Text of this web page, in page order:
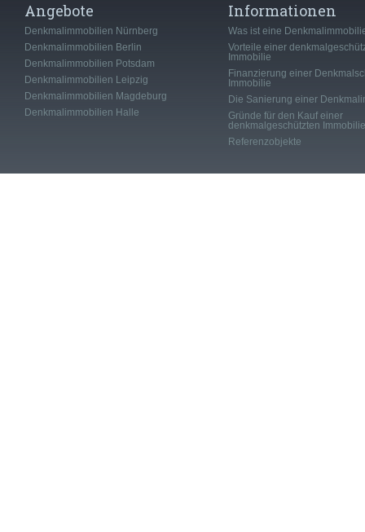
Angebote
Denkmalimmobilien Nürnberg
Denkmalimmobilien Berlin
Denkmalimmobilien Potsdam
Denkmalimmobilien Leipzig
Denkmalimmobilien Magdeburg
Denkmalimmobilien Halle
Informationen
Was ist eine
Vorteile einer
Immobilie
Finanzierung einer
Immobilie
Die Sanierung einer
Gründe für den Kauf einer
denkmalgeschützten Immobilie
Referenzobjekte